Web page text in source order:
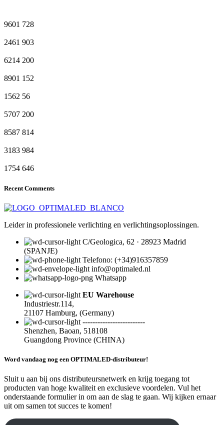
9601 728
2461 903
6214 200
8901 152
1562 56
5707 200
8587 814
3183 984
1754 646
Recent Comments
Leider in professionele verlichting en verlichtingsoplossingen.
C/Geologica, 62 · 28923 Madrid
(SPANJE)
Telefono: (+34)916357859
info@optimaled.nl
Whatsapp
EU Warehouse
Industriestr.114,
21107 Hamburg, (Germany)
-------------------------
Shenzhen, Baoan, 518108
Guangdong Province (CHINA)
Word vandaag nog een OPTIMALED-distributeur!
Sluit u aan bij ons distributeursnetwerk en krijg toegang tot
producten van hoge kwaliteit en exclusieve voordelen. Vul het
onderstaande formulier in om aan de slag te gaan. Wij kijken ernaar
uit om samen tot succes te komen!